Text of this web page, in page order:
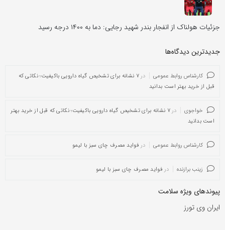
جزئیات هولناک از انفجار بندر شهید رجایی: دما به ۱۴۰۰ درجه رسید
جدیدترین دیدگاه‌‌ها
کارشناس روابط عمومی در
۷ نشانه برای تشخیص گیاه دارویی باکیفیت؛ نکاتی که
قبل از خرید بهتر است بدانید
خواجوی در
۷ نشانه برای تشخیص گیاه دارویی باکیفیت؛ نکاتی که قبل از خرید بهتر
است بدانید
کارشناس روابط عمومی در فواید مصرف چای سبز با لیمو
زینب برازنده در فواید مصرف چای سبز با لیمو
پیوندهای ویژه سلامت
ایران وی تورز